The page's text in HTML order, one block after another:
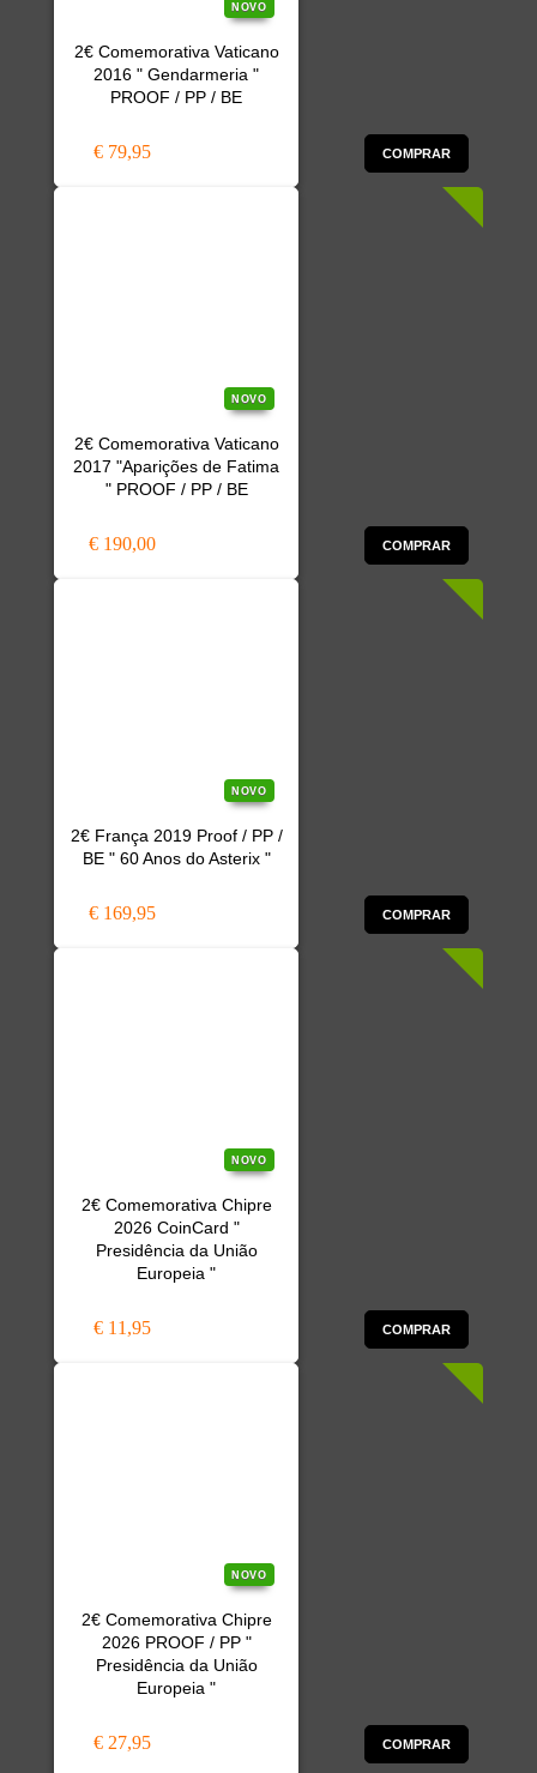
NOVO
2€ Comemorativa Vaticano
2016 " Gendarmeria "
PROOF / PP / BE
€ 79,95 COMPRAR
NOVO
2€ Comemorativa Vaticano
2017 "Aparições de Fatima
" PROOF / PP / BE
€ 190,00 COMPRAR
NOVO
2€ França 2019 Proof / PP /
BE " 60 Anos do Asterix "
€ 169,95 COMPRAR
NOVO
2€ Comemorativa Chipre
2026 CoinCard "
Presidência da União
Europeia "
€ 11,95 COMPRAR
NOVO
2€ Comemorativa Chipre
2026 PROOF / PP "
Presidência da União
Europeia "
€ 27,95 COMPRAR